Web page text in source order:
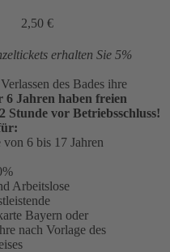
2,50 €
erhalten Sie 5%
des Bades ihre
Jahren haben freien
Stunde vor Betriebsschluss!
6 bis 17 Jahren
Arbeitslose
Bayern oder
nach Vorlage des